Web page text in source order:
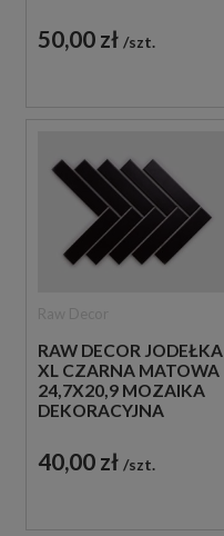
50,00 zł szt.
RAW DECOR JODEŁKA
XL CZARNA MATOWA
24,7X20,9 MOZAIKA
DEKORACYJNA
40,00 zł szt.